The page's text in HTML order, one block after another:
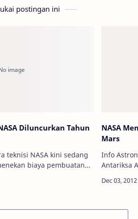
postingan ini
Diluncurkan Tahun
teknisi NASA kini sedang
biaya pembuatan
komponen …
NASA
Mars
Info
Antariksa
Curiosity,